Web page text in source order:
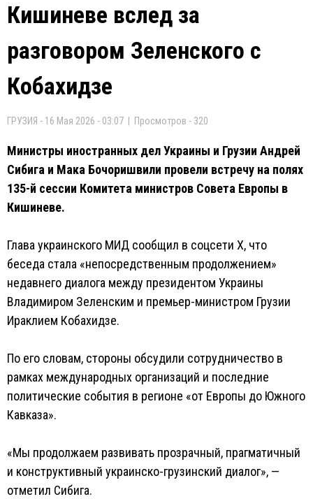
Кишиневе вслед за
разговором Зеленского с
Кобахидзе
ГРУЗИЯ - 16 Мая 2026 - 03:07 | Просмотров - 320
Министры иностранных дел Украины и Грузии Андрей
Сибига и Мака Бочоришвили провели встречу на полях
135-й сессии Комитета министров Совета Европы в
Кишиневе.
Глава украинского МИД сообщил в соцсети X, что
беседа стала «непосредственным продолжением»
недавнего диалога между президентом Украины
Владимиром Зеленским и премьер-министром Грузии
Ираклием Кобахидзе.
По его словам, стороны обсудили сотрудничество в
рамках международных организаций и последние
политические события в регионе «от Европы до Южного
Кавказа».
«Мы продолжаем развивать прозрачный, прагматичный
и конструктивный украинско-грузинский диалог», —
отметил Сибига.